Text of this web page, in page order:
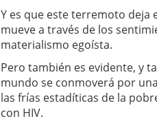
Y es que este terremoto deja
mueve a través de los
materialismo egoísta.
Pero también es evidente, y
mundo se conmoverá por
las frías estadíticas de la
con HIV.